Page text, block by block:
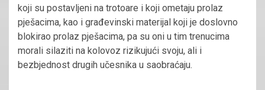
koji su postavljeni na trotoare i koji ometaju prolaz
pješacima, kao i građevinski materijal koji je doslovno
blokirao prolaz pješacima, pa su oni u tim trenucima
morali silaziti na kolovoz rizikujući svoju, ali i
bezbjednost drugih učesnika u saobraćaju.